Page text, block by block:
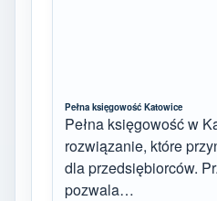
Pełna księgowość Katowice
Pełna księgowość w
rozwiązanie, które
dla przedsiębiorców.
pozwala…